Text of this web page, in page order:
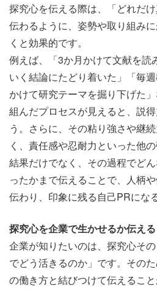
探究心を伝える際は、「どれだ
伝わるように、姿勢や取り組み
くと効果的です。
例えば、「3か月かけて文献を読
いく結論にたどり着いた」「毎
かけて研究テーマを掘り下げた
組んだプロセスが見えると、説
う。さらに、その粘り強さや継
く、責任感や忍耐力といった他
結果だけでなく、その過程でど
ったかまで伝えることで、人柄
伝わり、印象に残る自己PRにな
探究心を企業で生かせるか伝える
企業が知りたいのは、探究心そ
でどう活きるのか」です。その
の働き方と結びつけて伝えること